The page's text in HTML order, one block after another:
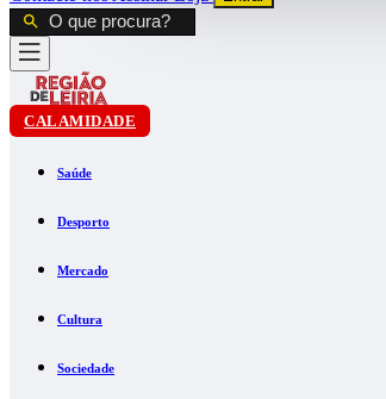
CALAMIDADE
Saúde
Desporto
Mercado
Cultura
Sociedade